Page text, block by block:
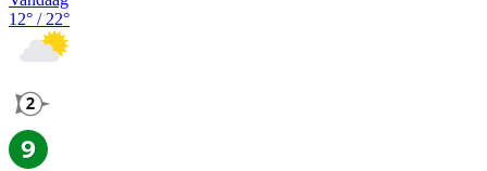
12° / 22°